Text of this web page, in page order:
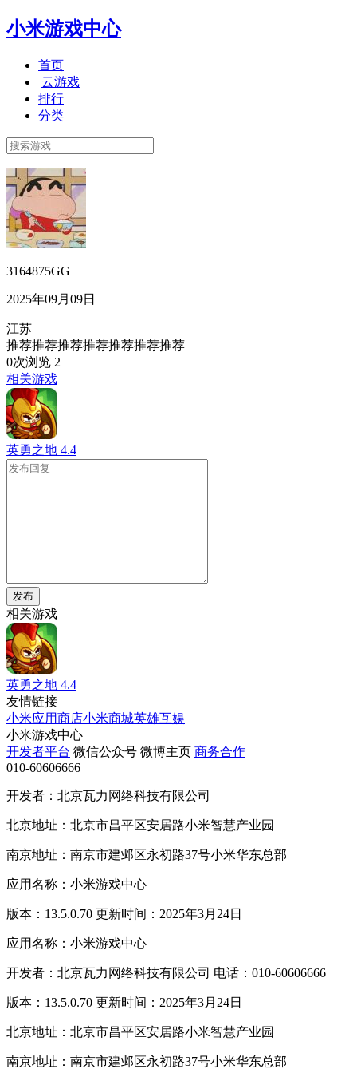
小米游戏中心
首页
云游戏
排行
分类
3164875GG
2025年09月09日
江苏
推荐推荐推荐推荐推荐推荐推荐
0次浏览 2
相关游戏
英勇之地 4.4
发布
相关游戏
英勇之地 4.4
友情链接
小米应用商店小米商城英雄互娱
小米游戏中心
开发者平台 微信公众号 微博主页 商务合作
010-60606666
开发者：北京瓦力网络科技有限公司
北京地址：北京市昌平区安居路小米智慧产业园
南京地址：南京市建邺区永初路37号小米华东总部
应用名称：小米游戏中心
版本：13.5.0.70 更新时间：2025年3月24日
应用名称：小米游戏中心
开发者：北京瓦力网络科技有限公司 电话：010-60606666
版本：13.5.0.70 更新时间：2025年3月24日
北京地址：北京市昌平区安居路小米智慧产业园
南京地址：南京市建邺区永初路37号小米华东总部